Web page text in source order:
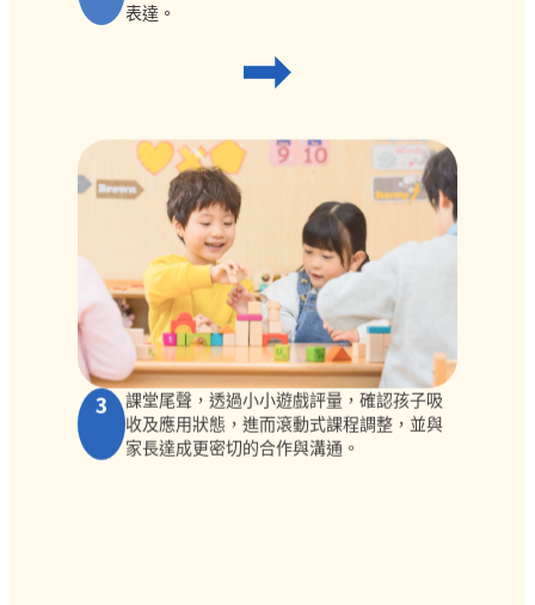
表達。
3
課堂尾聲，透過小小遊戲評量，確認孩子吸
收及應用狀態，進而滾動式課程調整，並與
家長達成更密切的合作與溝通。